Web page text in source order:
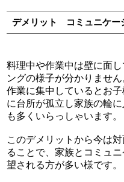
デメリット コミュニケー
料理中や作業中は壁に面
ングの様子が分かりません
作業に集中しているとお
に台所が孤立し家族の輪
も多くいらっしゃいます。
このデメリットから今は
ることで、家族とコミュ
望される方が多い様です。